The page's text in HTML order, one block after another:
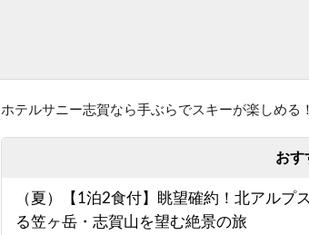
【東館】【朝食付】連泊プラン / 焼額山
前！小学生までリフト券無料♪
朝食のみ13,811円/人/泊 ～
の前！小学生までリフト券無料♪
1泊2食付き 23,511円/人/泊 ～
ホテルサニー志賀なら手ぶらでスキーが楽しめる
おす
（夏）【1泊2食付】眺望確約！北アルプ
る笠ヶ岳・志賀山を望む絶景の旅